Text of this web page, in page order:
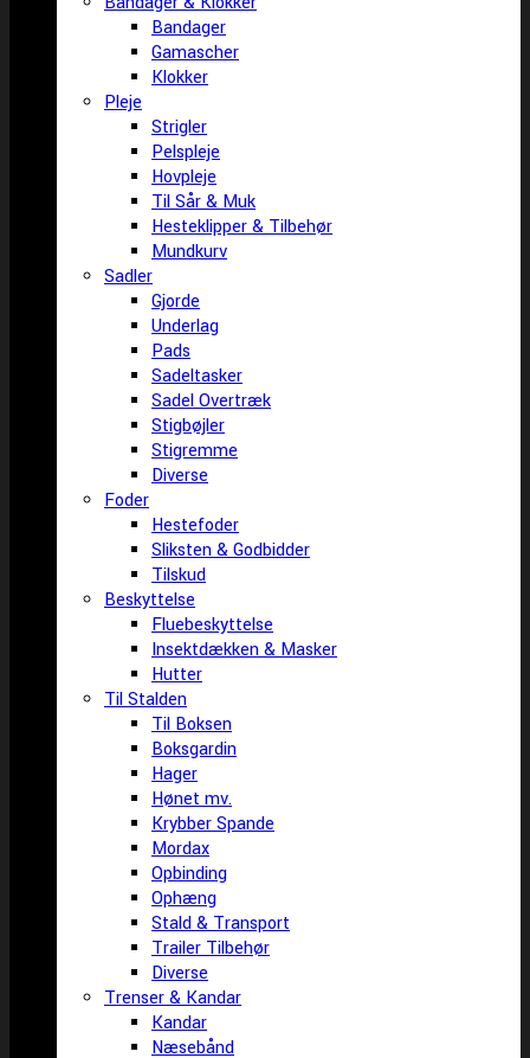
Bandager
Gamascher
Klokker
Pleje
Strigler
Pelspleje
Hovpleje
Til Sår & Muk
Hesteklipper & Tilbehør
Mundkurv
Sadler
Gjorde
Underlag
Pads
Sadeltasker
Sadel Overtræk
Stigbøjler
Stigremme
Diverse
Foder
Hestefoder
Sliksten & Godbidder
Tilskud
Beskyttelse
Fluebeskyttelse
Insektdækken & Masker
Hutter
Til Stalden
Til Boksen
Boksgardin
Hager
Hønet mv.
Krybber Spande
Mordax
Opbinding
Ophæng
Stald & Transport
Trailer Tilbehør
Diverse
Trenser & Kandar
Kandar
Næsebånd